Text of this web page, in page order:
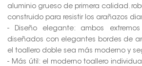
aluminio grueso de primera calidad.
construido para resistir los arañazos
- Diseño elegante: ambos
diseñados con elegantes bordes de
el toallero doble sea más moderno y
- Más útil: el moderno toallero